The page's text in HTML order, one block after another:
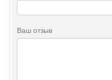
Ваш отзыв